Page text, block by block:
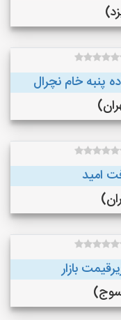
پنبه خام نچرال
امید
بازار